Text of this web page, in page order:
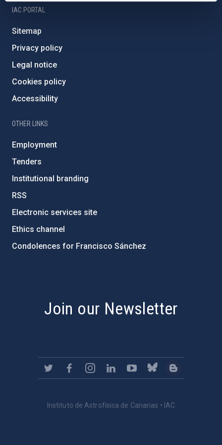
IAC PORTAL
Sitemap
Privacy policy
Legal notice
Cookies policy
Accessibility
OTHER LINKS
Employment
Tenders
Institutional branding
RSS
Electronic services site
Ethics channel
Condolences for Francisco Sánchez
Join our Newsletter
Instituto de Astrofísica de Canarias • IAC